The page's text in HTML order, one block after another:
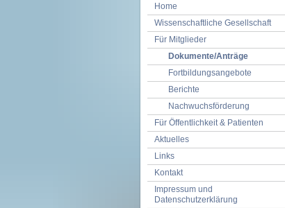
Home
Wissenschaftliche Gesellschaft
Für Mitglieder
Dokumente/Anträge
Fortbildungsangebote
Berichte
Nachwuchsförderung
Für Öffentlichkeit & Patienten
Aktuelles
Links
Kontakt
Impressum und
Datenschutzerklärung